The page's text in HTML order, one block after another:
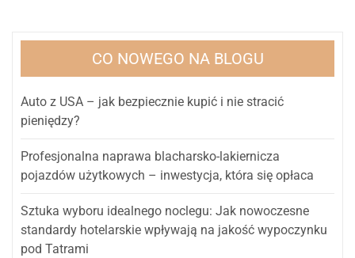
CO NOWEGO NA BLOGU
Auto z USA – jak bezpiecznie kupić i nie stracić
pieniędzy?
Profesjonalna naprawa blacharsko-lakiernicza
pojazdów użytkowych – inwestycja, która się opłaca
Sztuka wyboru idealnego noclegu: Jak nowoczesne
standardy hotelarskie wpływają na jakość wypoczynku
pod Tatrami